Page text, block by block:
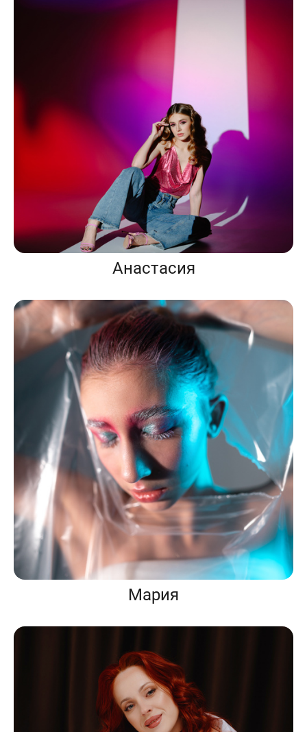
Анастасия
Мария